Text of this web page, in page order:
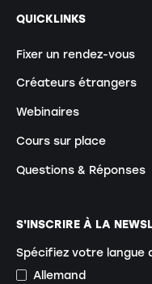
QUICKLINKS
Fixer un rendez-vous
Créateurs étrangers
Webinaires
Cours sur place
Questions & Réponses
S'INSCRIRE À LA
Spécifiez votre langue
Allemand